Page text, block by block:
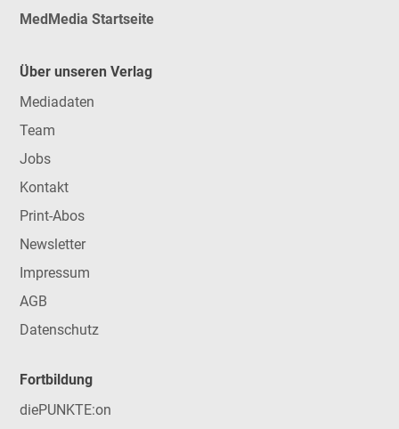
MedMedia Startseite
Über unseren Verlag
Mediadaten
Team
Jobs
Kontakt
Print-Abos
Newsletter
Impressum
AGB
Datenschutz
Fortbildung
diePUNKTE:on